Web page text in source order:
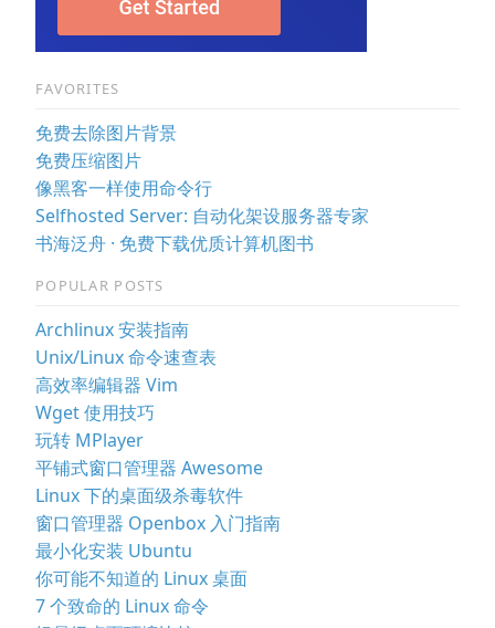
FAVORITES
免费去除图片背景
免费压缩图片
像黑客一样使用命令行
Selfhosted Server: 自动化架设服务器专家
书海泛舟 · 免费下载优质计算机图书
POPULAR POSTS
Archlinux 安装指南
Unix/Linux 命令速查表
高效率编辑器 Vim
Wget 使用技巧
玩转 MPlayer
平铺式窗口管理器 Awesome
Linux 下的桌面级杀毒软件
窗口管理器 Openbox 入门指南
最小化安装 Ubuntu
你可能不知道的 Linux 桌面
7 个致命的 Linux 命令